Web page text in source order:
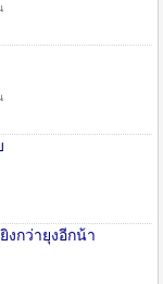
กว่ายุงอีกน้า